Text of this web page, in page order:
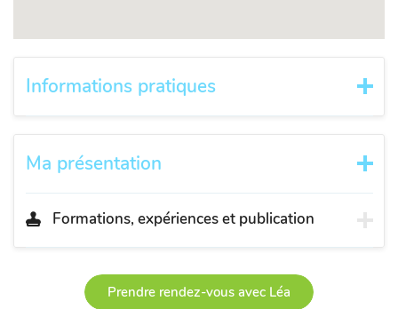
Informations pratiques
Ma présentation
Formations, expériences et publication
Prendre rendez-vous avec Léa